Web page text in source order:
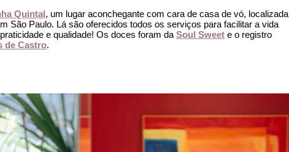
Quintal, um lugar aconchegante com cara de casa de vó, localizada
São Paulo. Lá são oferecidos todos os serviços para facilitar a vida
e qualidade! Os doces foram da Soul Sweet e o registro
de Castro.